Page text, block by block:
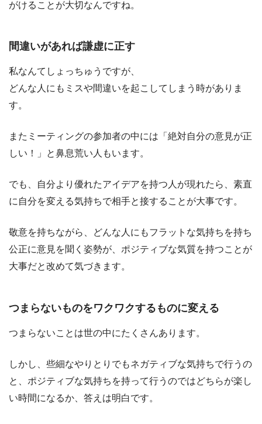
がけることが大切なんですね。
間違いがあれば謙虚に正す
私なんてしょっちゅうですが、
どんな人にもミスや間違いを起こしてしまう時がありま
す。
またミーティングの参加者の中には「絶対自分の意見が正
しい！」と鼻息荒い人もいます。
でも、自分より優れたアイデアを持つ人が現れたら、素直
に自分を変える気持ちで相手と接することが大事です。
敬意を持ちながら、どんな人にもフラットな気持ちを持ち
公正に意見を聞く姿勢が、ポジティブな気質を持つことが
大事だと改めて気づきます。
つまらないものをワクワクするものに変える
つまらないことは世の中にたくさんあります。
しかし、些細なやりとりでもネガティブな気持ちで行うの
と、ポジティブな気持ちを持って行うのではどちらが楽し
い時間になるか、答えは明白です。